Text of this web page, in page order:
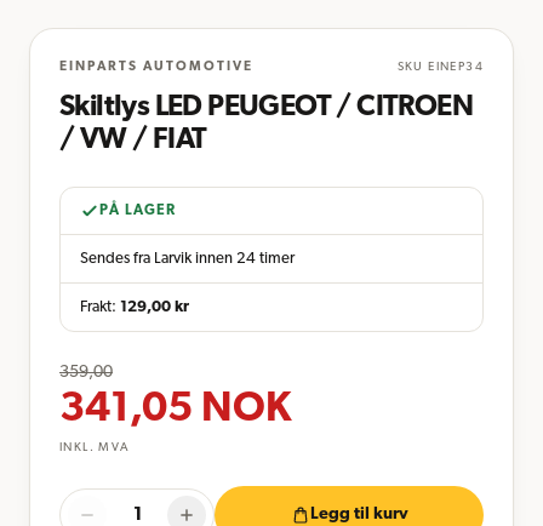
EINPARTS AUTOMOTIVE SKU EINEP34
Skiltlys LED PEUGEOT / CITROEN
/ VW / FIAT
PÅ LAGER
Sendes fra Larvik innen 24 timer
Frakt: 129,00 kr
359,00
341,05 NOK
INKL. MVA
Legg til kurv